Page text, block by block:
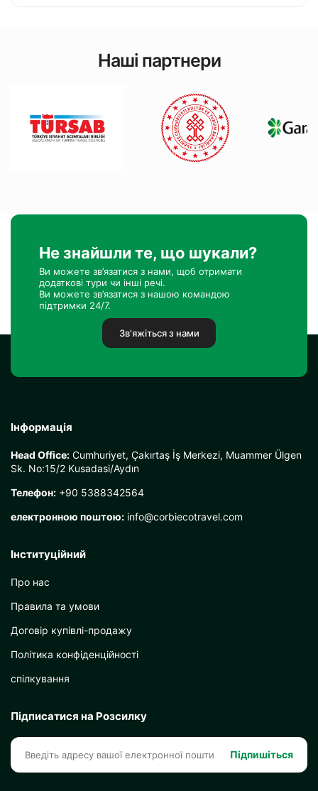
Наші партнери
Не знайшли те, що шукали?
Ви можете зв’язатися з нами, щоб отримати
додаткові тури чи інші речі.
Ви можете зв’язатися з нашою командою
підтримки 24/7.
Зв'яжіться з нами
Інформація
Head Office: Cumhuriyet, Çakırtaş İş Merkezi, Muammer Ülgen
Sk. No:15/2 Kusadasi/Aydın
Телефон: +90 5388342564
електронною поштою: info@corbiecotravel.com
Інституційний
Про нас
Правила та умови
Договір купівлі-продажу
Політика конфіденційності
спілкування
Підписатися на Розсилку
Підпишіться